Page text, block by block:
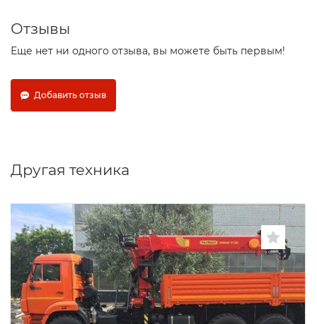
Отзывы
Еще нет ни одного отзыва, вы можете быть первым!
Добавить отзыв
Другая техника